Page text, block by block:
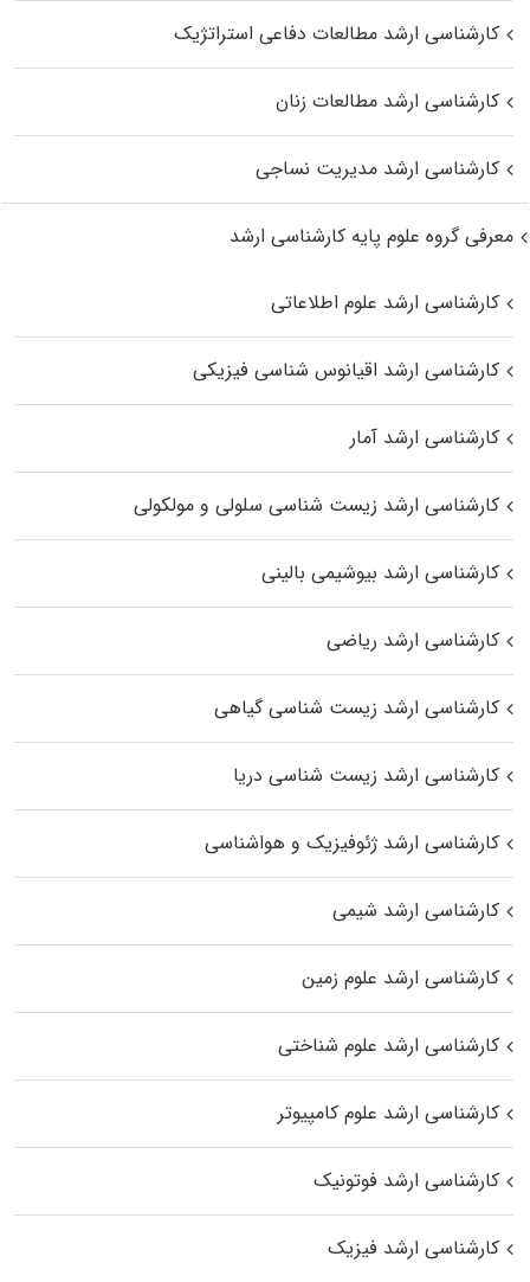
کارشناسی ارشد مطالعات دفاعی استراتژیک
کارشناسی ارشد مطالعات زنان
کارشناسی ارشد مدیریت نساجی
معرفی گروه علوم پایه کارشناسی ارشد
کارشناسی ارشد علوم اطلاعاتی
کارشناسی ارشد اقیانوس‌ شناسی فیزیکی
کارشناسی ارشد آمار
کارشناسی ارشد زیست شناسی سلولی و مولکولی
کارشناسی ارشد بیوشیمی بالینی
کارشناسی ارشد ریاضی
کارشناسی ارشد زیست‌ شناسی گیاهی
کارشناسی ارشد زیست‌ شناسی دریا
کارشناسی ارشد ژئوفیزیک و هواشناسی
کارشناسی ارشد شیمی
کارشناسی ارشد علوم زمین
کارشناسی ارشد علوم شناختی
کارشناسی ارشد علوم کامپیوتر
کارشناسی ارشد فوتونیک
کارشناسی ارشد فیزیک